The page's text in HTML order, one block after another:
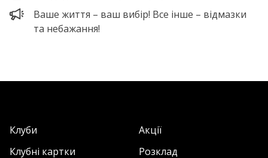
Ваше життя – ваш вибір! Все інше – відмазки
та небажання!
Клуби
Акції
Клубні картки
Розклад